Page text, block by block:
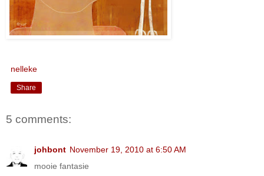
nelleke
Share
5 comments:
johbont November 19, 2010 at 6:50 AM
mooie fantasie